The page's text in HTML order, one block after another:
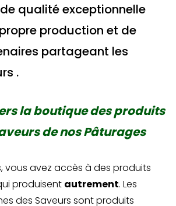
qualité exceptionnelle
production et de
partageant les
.
la boutique des produits
de nos Pâturages
vous avez accès à des produits
produisent autrement. Les
des Saveurs sont produits